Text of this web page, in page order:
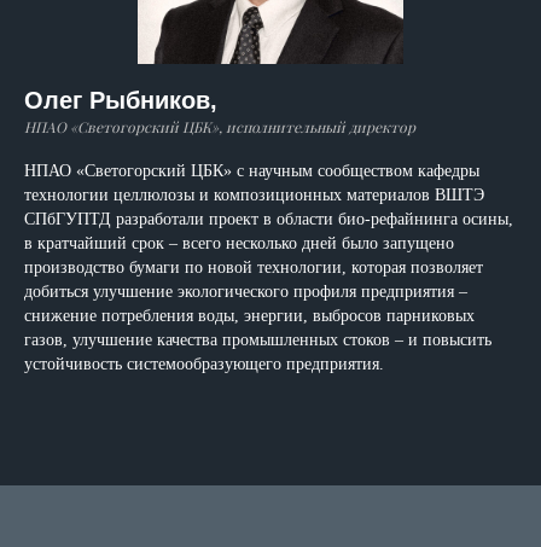
Олег Рыбников,
НПАО «Светогорский ЦБК», исполнительный директор
НПАО «Светогорский ЦБК» с научным сообществом кафедры
технологии целлюлозы и композиционных материалов ВШТЭ
СПбГУПТД разработали проект в области био-рефайнинга осины,
в кратчайший срок – всего несколько дней было запущено
производство бумаги по новой технологии, которая позволяет
добиться улучшение экологического профиля предприятия –
снижение потребления воды, энергии, выбросов парниковых
газов, улучшение качества промышленных стоков – и повысить
устойчивость системообразующего предприятия.